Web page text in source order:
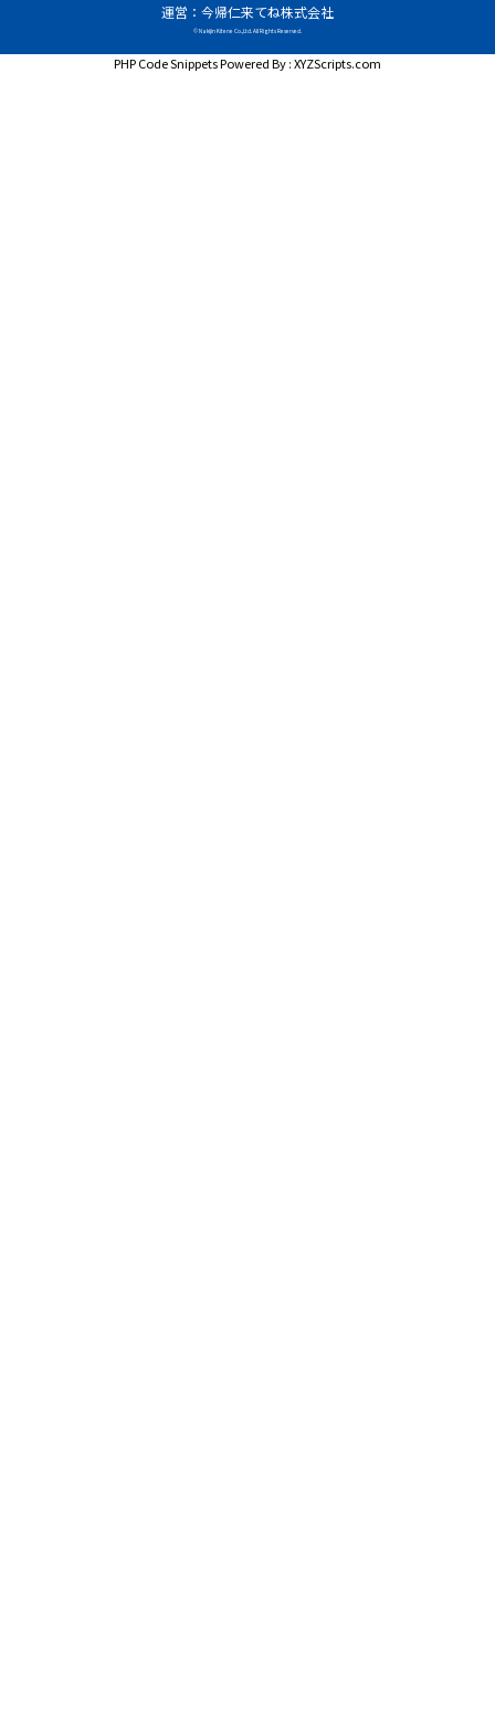
運営：今帰仁来てね株式会社
© Nakijin Kitene Co.,Ltd. All Rights Reserved.
PHP Code SnippetsPowered By :XYZScripts.com